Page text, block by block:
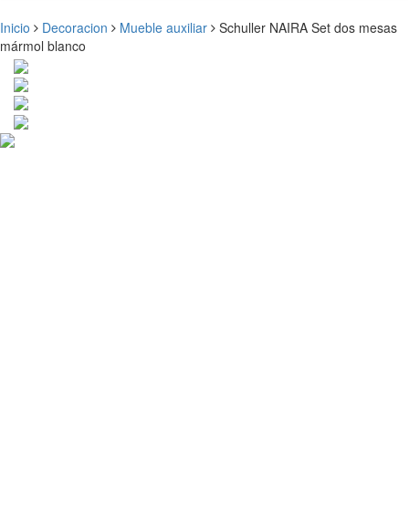
Inicio Decoracion Mueble auxiliar
Schuller NAIRA Set dos mesas
mármol blanco